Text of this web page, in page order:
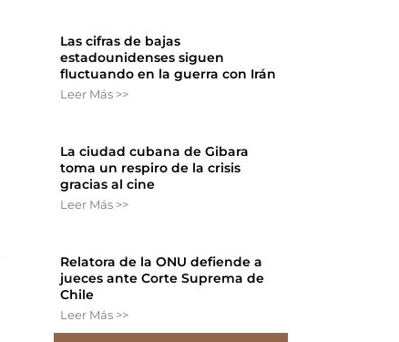
Las cifras de bajas
estadounidenses siguen
fluctuando en la guerra con Irán
Leer Más >>
La ciudad cubana de Gibara
toma un respiro de la crisis
gracias al cine
Leer Más >>
Relatora de la ONU defiende a
jueces ante Corte Suprema de
Chile
Leer Más >>